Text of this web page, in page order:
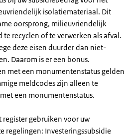
isolatiemateriaal. Dit
oorsprong, milieuvriendelijk
recyclen of te verwerken als afval.
deze eisen duurder dan niet-
Daarom is er een bonus.
met een monumentenstatus gelden
meldcodes zijn alleen te
een monumentenstatus.
gebruiken voor uw
regelingen: Investeringssubsidie